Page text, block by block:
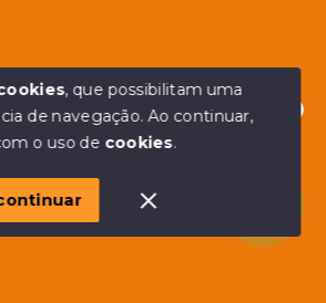
Olá! em posso ajudar?
Alberico Simões - Todos os direitos
, que possibilitam uma
de navegação.Ao continuar,
o uso de cookies.